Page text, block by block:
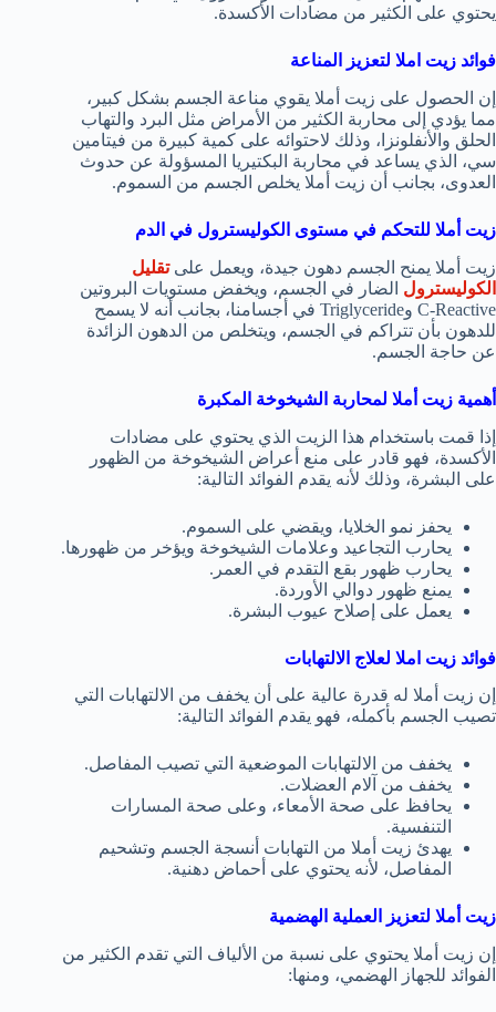
يحتوي على الكثير من مضادات الأكسدة.
فوائد زيت املا لتعزيز المناعة
إن الحصول على زيت أملا يقوي مناعة الجسم بشكل كبير،
مما يؤدي إلى محاربة الكثير من الأمراض مثل البرد والتهاب
الحلق والأنفلونزا، وذلك لاحتوائه على كمية كبيرة من فيتامين
سي، الذي يساعد في محاربة البكتيريا المسؤولة عن حدوث
العدوى، بجانب أن زيت أملا يخلص الجسم من السموم.
زيت أملا للتحكم في مستوى الكوليسترول في الدم
زيت أملا يمنح الجسم دهون جيدة، ويعمل علىتقليل
الكوليسترول الضار في الجسم، ويخفض مستويات البروتين
C-Reactive وTriglyceride في أجسامنا، بجانب أنه لا يسمح
للدهون بأن تتراكم في الجسم، ويتخلص من الدهون الزائدة
عن حاجة الجسم.
أهمية زيت أملا لمحاربة الشيخوخة المكبرة
إذا قمت باستخدام هذا الزيت الذي يحتوي على مضادات
الأكسدة، فهو قادر على منع أعراض الشيخوخة من الظهور
على البشرة، وذلك لأنه يقدم الفوائد التالية:
يحفز نمو الخلايا، ويقضي على السموم.
يحارب التجاعيد وعلامات الشيخوخة ويؤخر من ظهورها.
يحارب ظهور بقع التقدم في العمر.
يمنع ظهور دوالي الأوردة.
يعمل على إصلاح عيوب البشرة.
فوائد زيت املا لعلاج الالتهابات
إن زيت أملا له قدرة عالية على أن يخفف من الالتهابات التي
تصيب الجسم بأكمله، فهو يقدم الفوائد التالية:
يخفف من الالتهابات الموضعية التي تصيب المفاصل.
يخفف من آلام العضلات.
يحافظ على صحة الأمعاء، وعلى صحة المسارات
التنفسية.
يهدئ زيت أملا من التهابات أنسجة الجسم وتشحيم
المفاصل، لأنه يحتوي على أحماض دهنية.
زيت أملا لتعزيز العملية الهضمية
إن زيت أملا يحتوي على نسبة من الألياف التي تقدم الكثير من
الفوائد للجهاز الهضمي، ومنها: